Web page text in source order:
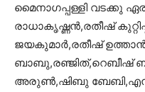
മൈനാഗപ്പള്ളി വടക്കു
രാധാകൃഷ്ണൻ,രതീഷ്
ജയകുമാർ,രതീഷ്
ബാബു,രഞ്ജിത്,റെബീഷ്
അരുൺ,ഷിബു